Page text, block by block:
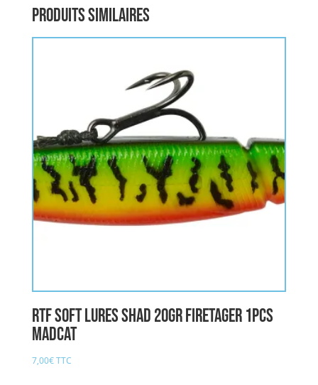
Produits similaires
RTF SOFT LURES SHAD 20gr FIRETAGER 1pcs
MADCAT
7,00€TTC